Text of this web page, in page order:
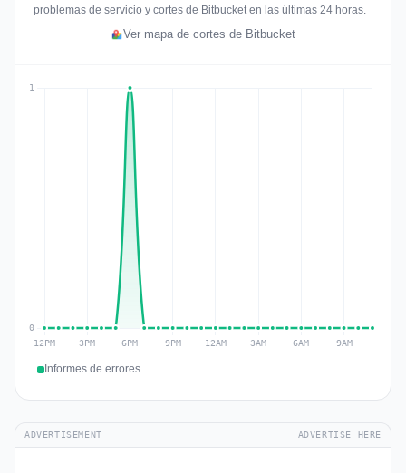
problemas de servicio y cortes de Bitbucket en las últimas 24 horas.
Ver mapa de cortes de Bitbucket
Informes de errores
ADVERTISEMENT ADVERTISE HERE